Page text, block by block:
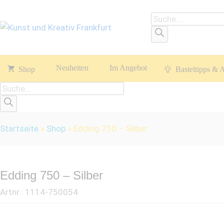
Products
search
Shop Neuheiten Im Angebot Basteltipps &
Products
search
Startseite » Shop » Edding 750 – Silber
Edding 750 – Silber
Artnr.: 1114-750054